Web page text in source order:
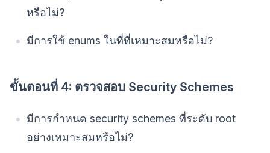
หรือไม่?
มีการใช้ enums ในที่ที่เหมาะสมหรือไม่?
ขั้นตอนที่ 4: ตรวจสอบ Security Schemes
มีการกำหนด security schemes ที่ระดับ root
อย่างเหมาะสมหรือไม่?